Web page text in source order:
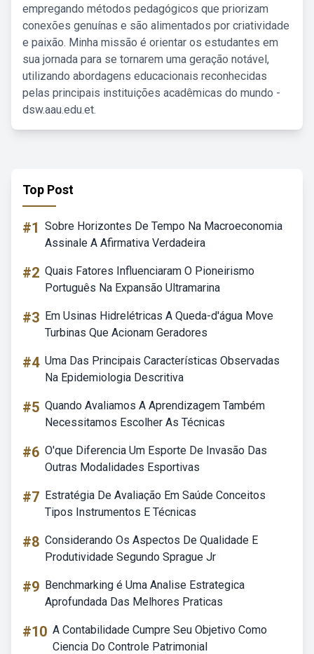
empregando métodos pedagógicos que priorizam
conexões genuínas e são alimentados por criatividade
e paixão. Minha missão é orientar os estudantes em
sua jornada para se tornarem uma geração notável,
utilizando abordagens educacionais reconhecidas
pelas principais instituições acadêmicas do mundo -
dsw.aau.edu.et.
Top Post
#1 Sobre Horizontes De Tempo Na Macroeconomia
Assinale A Afirmativa Verdadeira
#2 Quais Fatores Influenciaram O Pioneirismo
Português Na Expansão Ultramarina
#3 Em Usinas Hidrelétricas A Queda-d'água Move
Turbinas Que Acionam Geradores
#4 Uma Das Principais Características Observadas
Na Epidemiologia Descritiva
#5 Quando Avaliamos A Aprendizagem Também
Necessitamos Escolher As Técnicas
#6 O'que Diferencia Um Esporte De Invasão Das
Outras Modalidades Esportivas
#7 Estratégia De Avaliação Em Saúde Conceitos
Tipos Instrumentos E Técnicas
#8 Considerando Os Aspectos De Qualidade E
Produtividade Segundo Sprague Jr
#9 Benchmarking é Uma Analise Estrategica
Aprofundada Das Melhores Praticas
#10 A Contabilidade Cumpre Seu Objetivo Como
Ciencia Do Controle Patrimonial